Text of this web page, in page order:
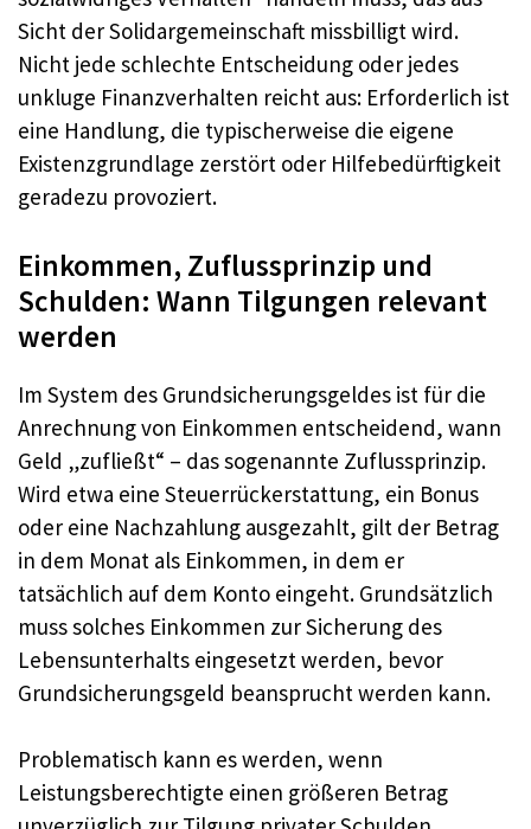
Sicht der Solidargemeinschaft missbilligt wird.
Nicht jede schlechte Entscheidung oder jedes
unkluge Finanzverhalten reicht aus: Erforderlich ist
eine Handlung, die typischerweise die eigene
Existenzgrundlage zerstört oder Hilfebedürftigkeit
geradezu provoziert.
Einkommen, Zuflussprinzip und
Schulden: Wann Tilgungen relevant
werden
Im System des Grundsicherungsgeldes ist für die
Anrechnung von Einkommen entscheidend, wann
Geld „zufließt“ – das sogenannte Zuflussprinzip.
Wird etwa eine Steuerrückerstattung, ein Bonus
oder eine Nachzahlung ausgezahlt, gilt der Betrag
in dem Monat als Einkommen, in dem er
tatsächlich auf dem Konto eingeht. Grundsätzlich
muss solches Einkommen zur Sicherung des
Lebensunterhalts eingesetzt werden, bevor
Grundsicherungsgeld beansprucht werden kann.
Problematisch kann es werden, wenn
Leistungsberechtigte einen größeren Betrag